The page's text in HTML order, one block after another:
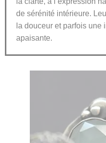
de sérénité intérieure.
la douceur et parfois une
apaisante.